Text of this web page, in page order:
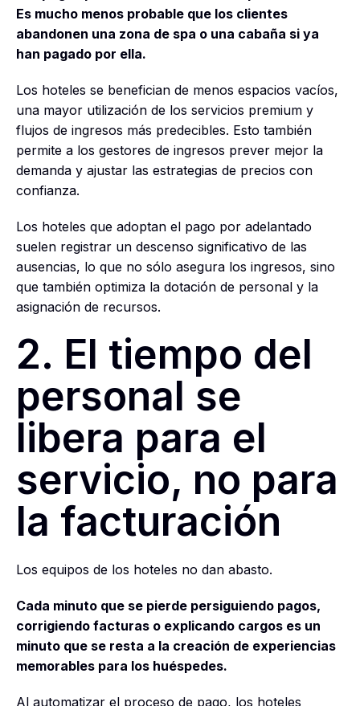
Es mucho menos probable que los clientes
abandonen una zona de spa o una cabaña si ya
han pagado por ella.
Los hoteles se benefician de menos espacios vacíos,
una mayor utilización de los servicios premium y
flujos de ingresos más predecibles. Esto también
permite a los gestores de ingresos prever mejor la
demanda y ajustar las estrategias de precios con
confianza.
Los hoteles que adoptan el pago por adelantado
suelen registrar un descenso significativo de las
ausencias, lo que no sólo asegura los ingresos, sino
que también optimiza la dotación de personal y la
asignación de recursos.
2. El tiempo del
personal se
libera para el
servicio, no para
la facturación
Los equipos de los hoteles no dan abasto.
Cada minuto que se pierde persiguiendo pagos,
corrigiendo facturas o explicando cargos es un
minuto que se resta a la creación de experiencias
memorables para los huéspedes.
Al automatizar el proceso de pago, los hoteles